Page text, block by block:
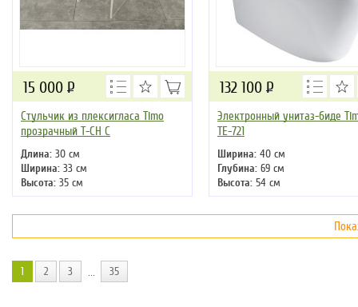
Стульчик из плексигласа Timo
прозрачный T-CH C
Длина: 30 см
Ширина: 33 см
Высота: 35 см
Материал:плексиглас
15 000 Р
Электронный унитаз-биде
ТЕ-721
Ширина: 40 см
Глубина: 69 см
Высота: 54 см
132 100 Р
1 2 3 35